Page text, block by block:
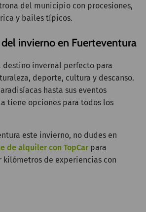
del municipio con procesiones,
y bailes típicos.
invierno en Fuerteventura
destino invernal perfecto para
deporte, cultura y descanso.
hasta sus eventos
tiene opciones para todos los
este invierno, no dudes en
de alquiler con TopCar para
kilómetros de experiencias con